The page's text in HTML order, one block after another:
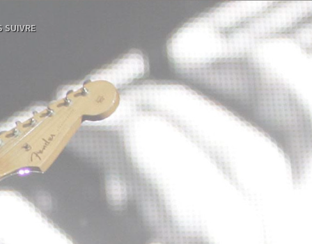
SUIVRE